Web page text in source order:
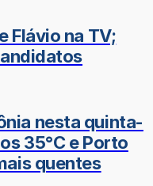
Flávio na TV;
nesta quinta-
35°C e Porto
quentes